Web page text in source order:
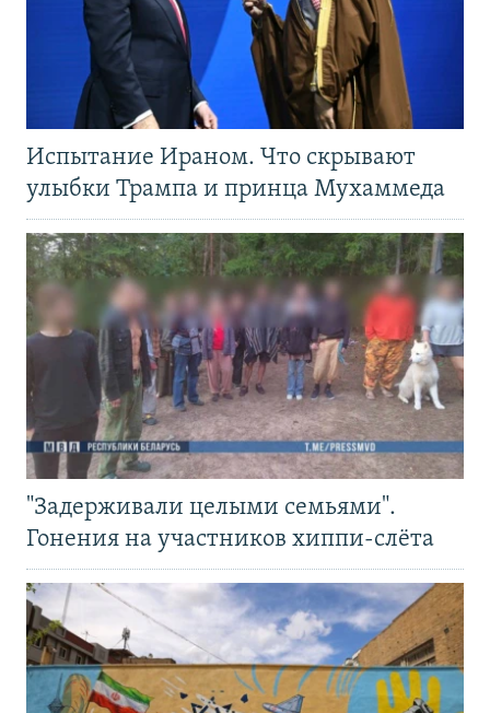
Испытание Ираном. Что скрывают
улыбки Трампа и принца Мухаммеда
"Задерживали целыми семьями".
Гонения на участников хиппи-слёта